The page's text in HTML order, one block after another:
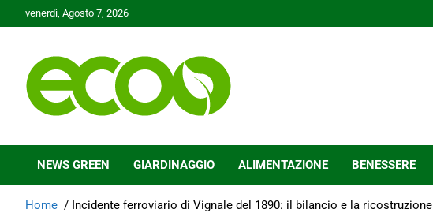
to
venerdì, Agosto 7, 2026
Ecoo.it
NEWS GREEN GIARDINAGGIO ALIMENTAZIONE BENESSERE
Home Incidente ferroviario di Vignale del 1890: il bilancio e la ricostruzione